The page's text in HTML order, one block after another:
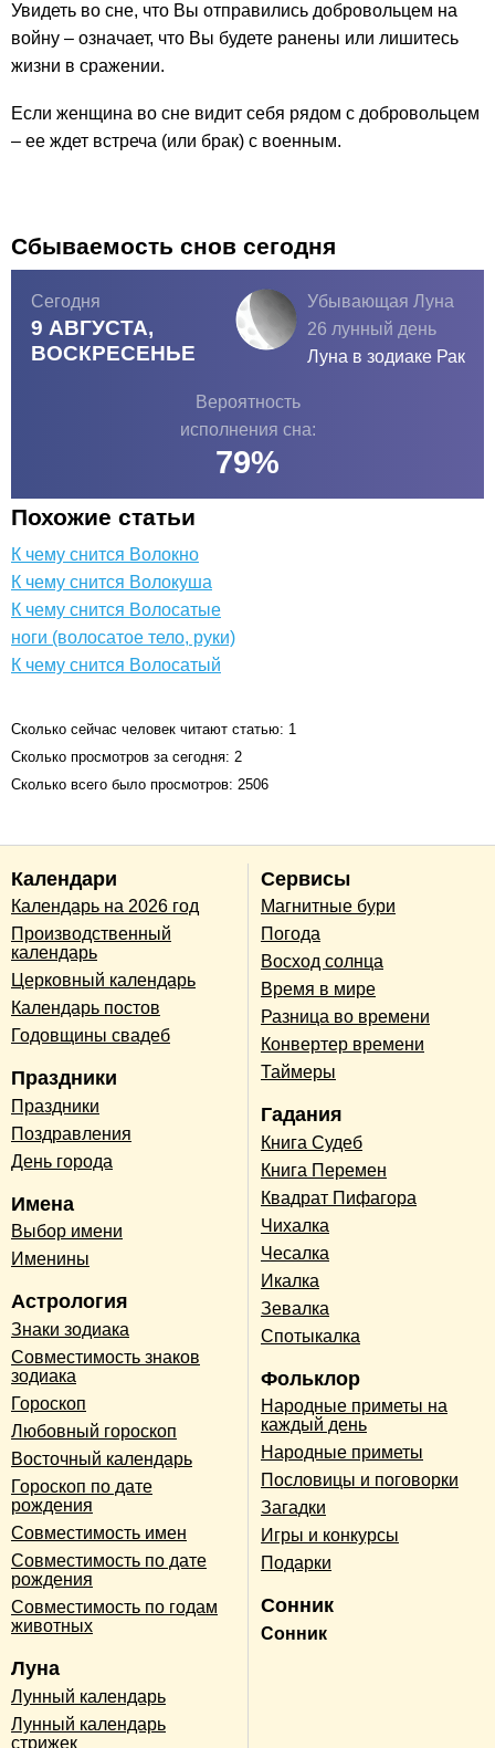
Увидеть во сне, что Вы отправились добровольцем на
войну – означает, что Вы будете ранены или лишитесь
жизни в сражении.
Если женщина во сне видит себя рядом с добровольцем
– ее ждет встреча (или брак) с военным.
Сбываемость снов сегодня
Сегодня
9 АВГУСТА,
ВОСКРЕСЕНЬЕ
Убывающая Луна
26 лунный день
Луна в зодиаке Рак
Вероятность
исполнения сна:
79%
Похожие статьи
К чему снится Волокно
К чему снится Волокуша
К чему снится Волосатые
ноги (волосатое тело, руки)
К чему снится Волосатый
Сколько сейчас человек читают статью: 1
Сколько просмотров за сегодня: 2
Сколько всего было просмотров: 2506
Календари
Календарь на 2026 год
Производственный
календарь
Церковный календарь
Календарь постов
Годовщины свадеб
Праздники
Праздники
Поздравления
День города
Имена
Выбор имени
Именины
Астрология
Знаки зодиака
Совместимость знаков
зодиака
Гороскоп
Любовный гороскоп
Восточный календарь
Гороскоп по дате
рождения
Совместимость имен
Совместимость по дате
рождения
Совместимость по годам
животных
Луна
Лунный календарь
Лунный календарь
стрижек
Сервисы
Магнитные бури
Погода
Восход солнца
Время в мире
Разница во времени
Конвертер времени
Таймеры
Гадания
Книга Судеб
Книга Перемен
Квадрат Пифагора
Чихалка
Чесалка
Икалка
Зевалка
Спотыкалка
Фольклор
Народные приметы на
каждый день
Народные приметы
Пословицы и поговорки
Загадки
Игры и конкурсы
Подарки
Сонник
Сонник